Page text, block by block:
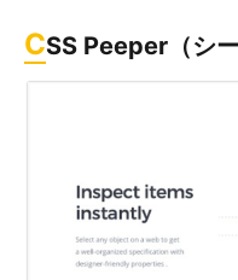
CSS Peeper（シ